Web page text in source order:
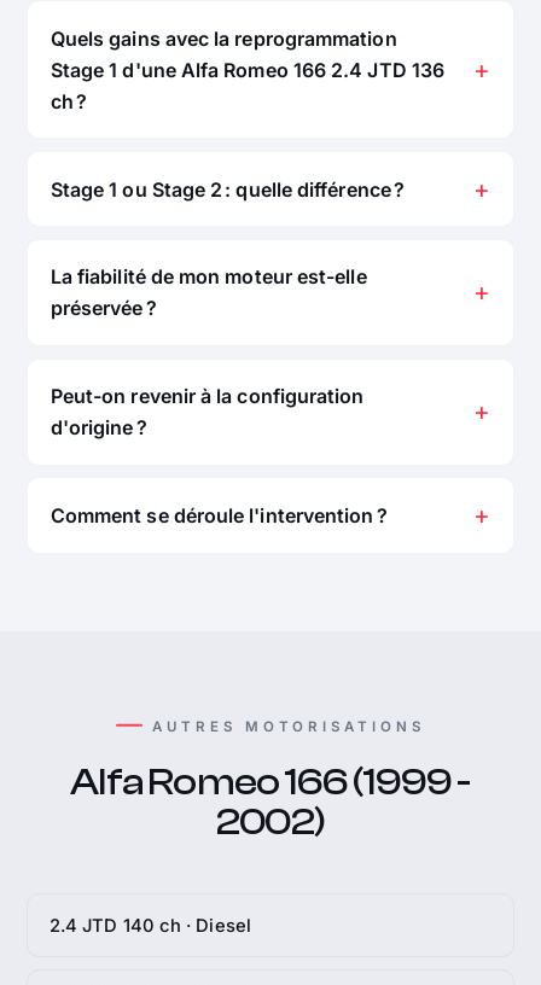
Quels gains avec la reprogrammation
Stage 1 d'une Alfa Romeo 166 2.4 JTD 136
ch ?
Stage 1 ou Stage 2 : quelle différence ?
La fiabilité de mon moteur est-elle
préservée ?
Peut-on revenir à la configuration
d'origine ?
Comment se déroule l'intervention ?
AUTRES MOTORISATIONS
Alfa Romeo 166 (1999 -
2002)
2.4 JTD 140 ch · Diesel